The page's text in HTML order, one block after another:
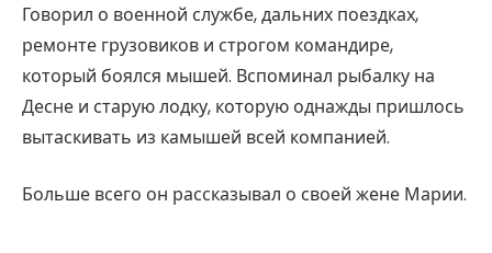
Говорил о военной службе, дальних поездках,
ремонте грузовиков и строгом командире,
который боялся мышей. Вспоминал рыбалку на
Десне и старую лодку, которую однажды пришлось
вытаскивать из камышей всей компанией.
Больше всего он рассказывал о своей жене Марии.